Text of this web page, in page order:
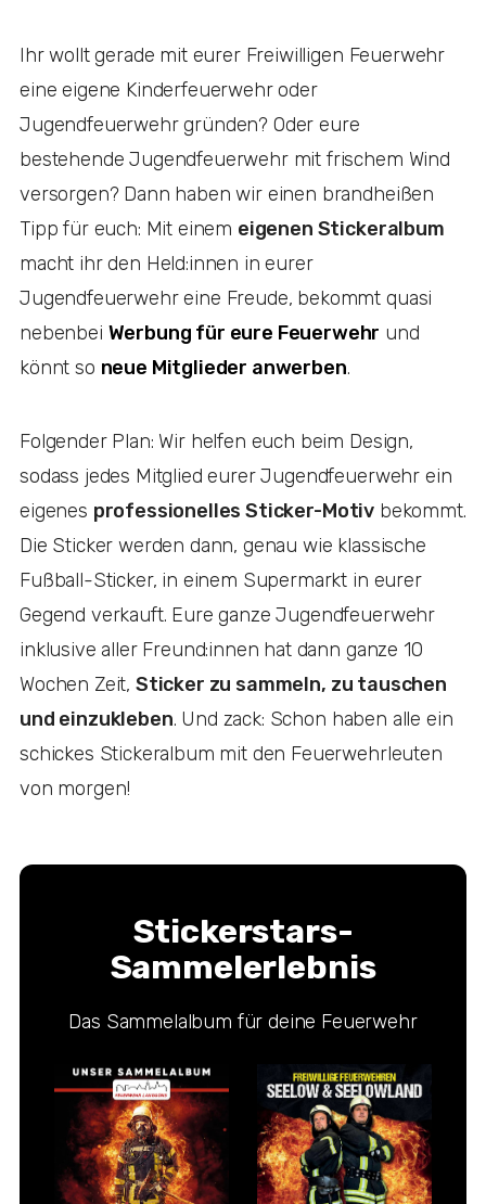
Ihr wollt gerade mit eurer Freiwilligen Feuerwehr
eine eigene Kinderfeuerwehr oder
Jugendfeuerwehr gründen? Oder eure
bestehende Jugendfeuerwehr mit frischem Wind
versorgen? Dann haben wir einen brandheißen
Tipp für euch: Mit einem eigenen Stickeralbum
macht ihr den Held:innen in eurer
Jugendfeuerwehr eine Freude, bekommt quasi
nebenbei Werbung für eure Feuerwehr und
könnt so neue Mitglieder anwerben.
Folgender Plan: Wir helfen euch beim Design,
sodass jedes Mitglied eurer Jugendfeuerwehr ein
eigenes professionelles Sticker-Motiv bekommt.
Die Sticker werden dann, genau wie klassische
Fußball-Sticker, in einem Supermarkt in eurer
Gegend verkauft. Eure ganze Jugendfeuerwehr
inklusive aller Freund:innen hat dann ganze 10
Wochen Zeit, Sticker zu sammeln, zu tauschen
und einzukleben. Und zack: Schon haben alle ein
schickes Stickeralbum mit den Feuerwehrleuten
von morgen!
Stickerstars-
Sammelerlebnis
Das Sammelalbum für deine Feuerwehr